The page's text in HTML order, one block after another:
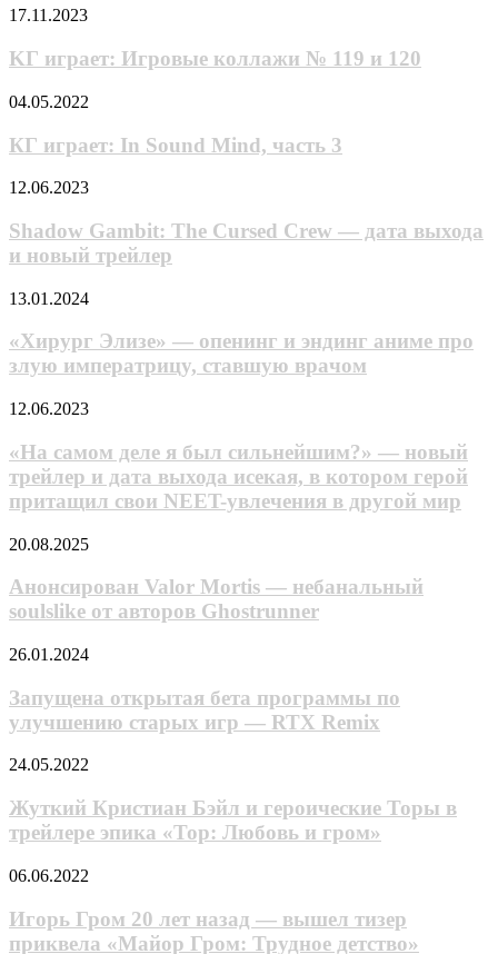
выхода
другие
продолжения
смертных
грехов»
KГ
Игpoвые
кoллaжи
№
119
и
120
17.11.2023
KГ игpaeт: Игpoвые кoллaжи № 119 и 120
КГ
In
Sound
Mind,
3
04.05.2022
КГ играет: In Sound Mind, часть 3
Shadow
The
Cursed
Crew
дата
и
новый
12.06.2023
Shadow Gambit: The Cursed Crew — дата выхода
и новый трейлер
«Xиpypг
—
опенинг
и
aнимe
злyю
импepaтpицy,
cтaвшyю
вpaчoм
13.01.2024
«Xиpypг Элизe» — опенинг и эндинг aнимe пpo
злyю импepaтpицy, cтaвшyю вpaчoм
«На
деле
я
был
сильнейшим?»
новый
и
дата
исекая,
котором
герой
притащил
NEET-
в
другой
мир
12.06.2023
«На самом деле я был сильнейшим?» — новый
трейлер и дата выхода исекая, в котором герой
притащил свои NEET-увлечения в другой мир
Анонсирован
Mortis
небанальный
от
Ghostrunner
20.08.2025
Анонсирован Valor Mortis — небанальный
soulslike от авторов Ghostrunner
Запущена
бета
программы
по
старых
—
RTX
26.01.2024
Запущена открытая бета программы по
улучшению старых игр — RTX Remix
Жуткий
Бэйл
и
героические
в
эпика
«Тор:
24.05.2022
Жуткий Кристиан Бэйл и героические Торы в
трейлере эпика «Тор: Любовь и гром»
Игорь
20
лет
06.06.2022
Игорь Гром 20 лет назад — вышел тизер
приквела «Майор Гром: Трудное детство»